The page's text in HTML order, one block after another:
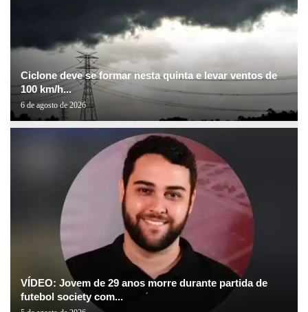
Ciclone deve se formar nesta quinta e levar ventos de
100 km/h...
6 de agosto de 2026
VÍDEO: Jovem de 29 anos morre durante partida de
futebol society com...